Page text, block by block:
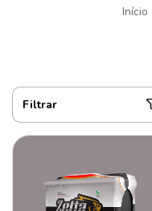
Início
Filtrar